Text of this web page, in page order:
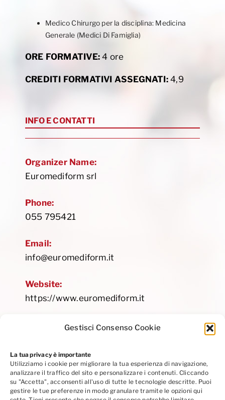
Gestisci Consenso Cookie
La tua privacy è importante
Utilizziamo i cookie per migliorare la tua esperienza di navigazione,
analizzare il traffico del sito e personalizzare i contenuti. Cliccando
su "Accetta", acconsenti all'uso di tutte le tecnologie descritte. Puoi
gestire le tue preferenze in modo granulare tramite le opzioni qui
Medico Chirurgo per la disciplina: Medicina
Generale (Medici Di Famiglia)
ORE FORMATIVE:4 ore
CREDITI FORMATIVI ASSEGNATI:4,9
INFO E CONTATTI
Organizer Name:
Euromediform srl
Phone:
055 795421
Email:
info@euromediform.it
Website:
https://www.euromediform.it
Privacy Policy|Cookie Policy|Codice Etico
Seguici su Linkedin